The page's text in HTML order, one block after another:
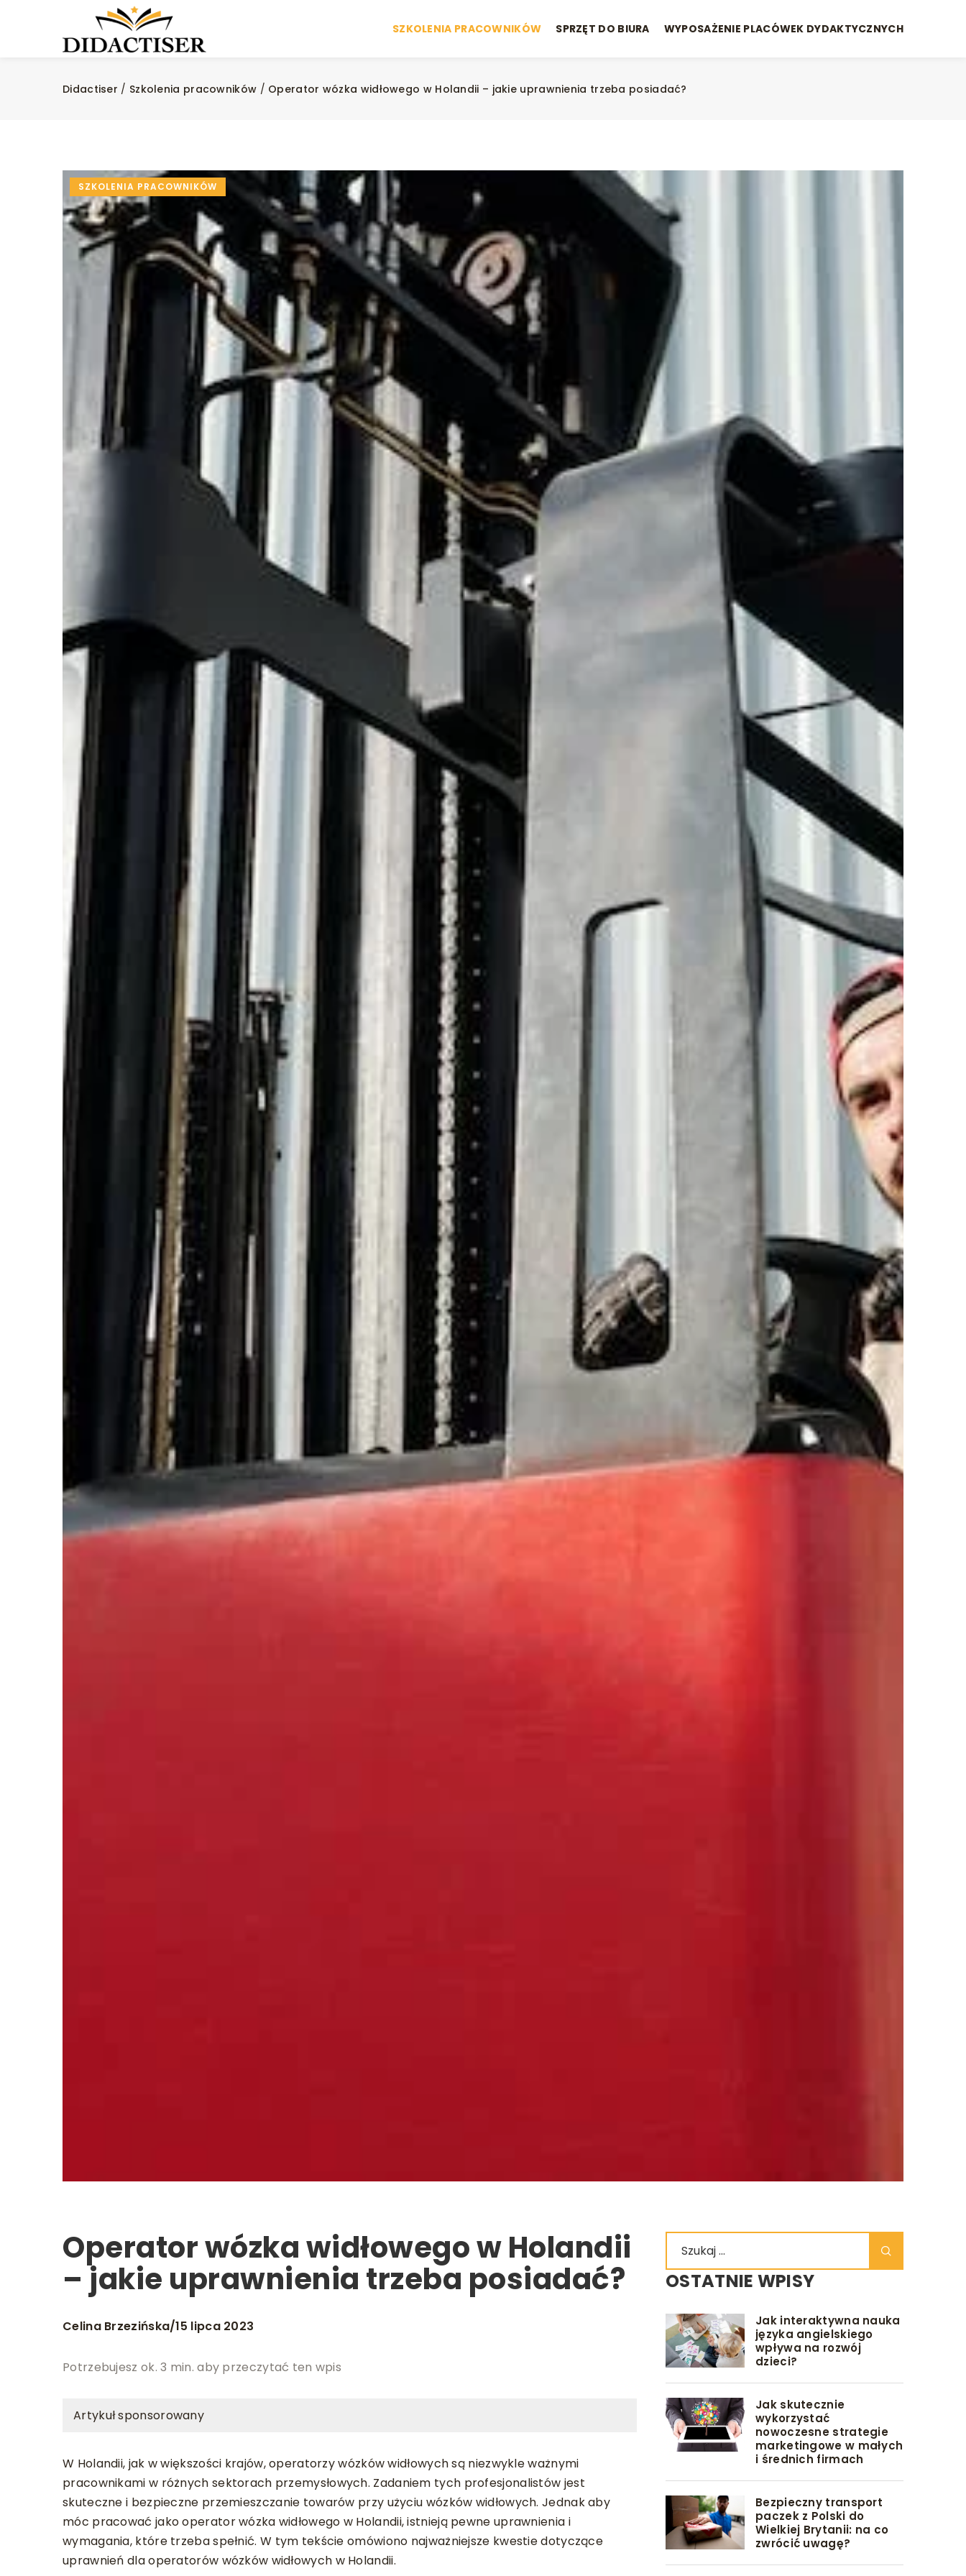
SZKOLENIA PRACOWNIKÓW SPRZĘT DO BIURA WYPOSAŻENIE PLACÓWEK DYDAKTYCZNYCH
Didactiser / Szkolenia pracowników / Operator wózka widłowego w Holandii – jakie uprawnienia trzeba posiadać?
SZKOLENIA PRACOWNIKÓW
Operator wózka widłowego w Holandii
– jakie uprawnienia trzeba posiadać?
Celina Brzezińska/15 lipca 2023
Potrzebujesz ok. 3 min. aby przeczytać ten wpis
Artykuł sponsorowany
W Holandii, jak w większości krajów, operatorzy wózków widłowych są niezwykle ważnymi
pracownikami w różnych sektorach przemysłowych. Zadaniem tych profesjonalistów jest
skuteczne i bezpieczne przemieszczanie towarów przy użyciu wózków widłowych. Jednak aby
móc pracować jako operator wózka widłowego w Holandii, istnieją pewne uprawnienia i
wymagania, które trzeba spełnić. W tym tekście omówiono najważniejsze kwestie dotyczące
uprawnień dla operatorów wózków widłowych w Holandii.
OSTATNIE WPISY
Jak interaktywna nauka
języka angielskiego
wpływa na rozwój
dzieci?
Jak skutecznie
wykorzystać
nowoczesne strategie
marketingowe w małych
i średnich firmach
Bezpieczny transport
paczek z Polski do
Wielkiej Brytanii: na co
zwrócić uwagę?